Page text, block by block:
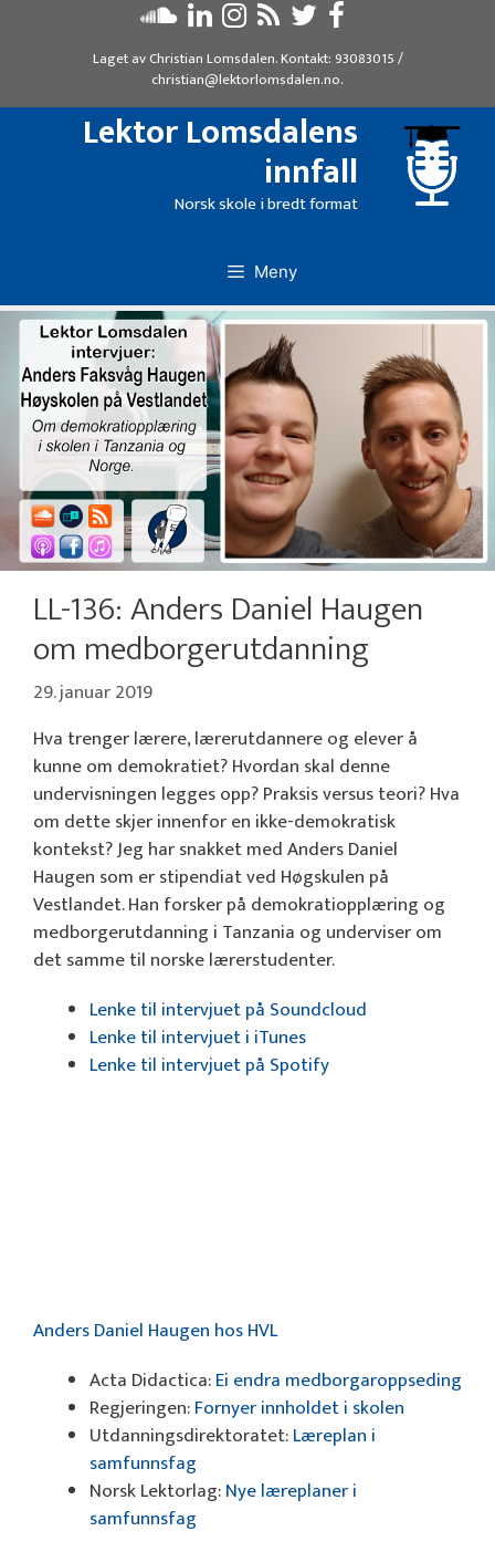
Laget avChristian Lomsdalen. Kontakt: 93083015/
christian@lektorlomsdalen.no.
Lektor Lomsdalens
innfall
Norsk skole i bredt format
Meny
LL-136: Anders Daniel Haugen
om medborgerutdanning
29. januar 2019
Hva trenger lærere, lærerutdannere og elever å
kunne om demokratiet? Hvordan skal denne
undervisningen legges opp? Praksis versus teori? Hva
om dette skjer innenfor en ikke-demokratisk
kontekst? Jeg har snakket med Anders Daniel
Haugen som er stipendiat ved Høgskulen på
Vestlandet. Han forsker på demokratiopplæring og
medborgerutdanning i Tanzania og underviser om
det samme til norske lærerstudenter.
Lenke til intervjuet på Soundcloud
Lenke til intervjuet i iTunes
Lenke til intervjuet på Spotify
Anders Daniel Haugen hos HVL
Acta Didactica:Ei endra medborgaroppseding
Regjeringen:Fornyer innholdet i skolen
Utdanningsdirektoratet:Læreplan i
samfunnsfag
Norsk Lektorlag:Nye læreplaner i
samfunnsfag